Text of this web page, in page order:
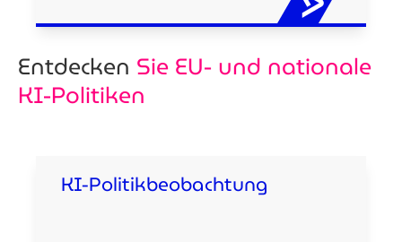
Entdecken Sie EU- und nationale
KI-Politiken
KI-Politikbeobachtung